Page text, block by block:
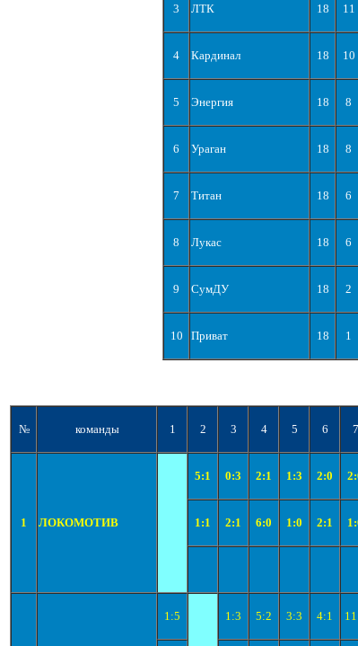
3 ЛТК 18 11
4 Кардинал 18 10
5 Энергия 18 8
6 Ураган 18 8
7 Титан 18 6
8 Лукас 18 6
9 СумДУ 18 2
10 Приват 18 1
№ команды 1 2 3 4 5 6 7
1 ЛОКОМОТИВ
5:1 0:3 2:1 1:3 2:0
1:1 2:1 6:0 1:0 2:1
1:5 1:3 5:2 3:3 4:1